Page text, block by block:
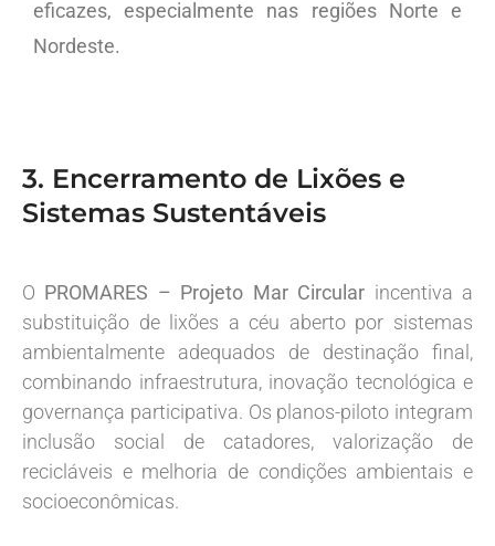
eficazes, especialmente nas regiões Norte e
Nordeste.
3. Encerramento de Lixões e
Sistemas Sustentáveis
O PROMARES – Projeto Mar Circular incentiva a
substituição de lixões a céu aberto por sistemas
ambientalmente adequados de destinação final,
combinando infraestrutura, inovação tecnológica e
governança participativa. Os planos-piloto integram
inclusão social de catadores, valorização de
recicláveis e melhoria de condições ambientais e
socioeconômicas.